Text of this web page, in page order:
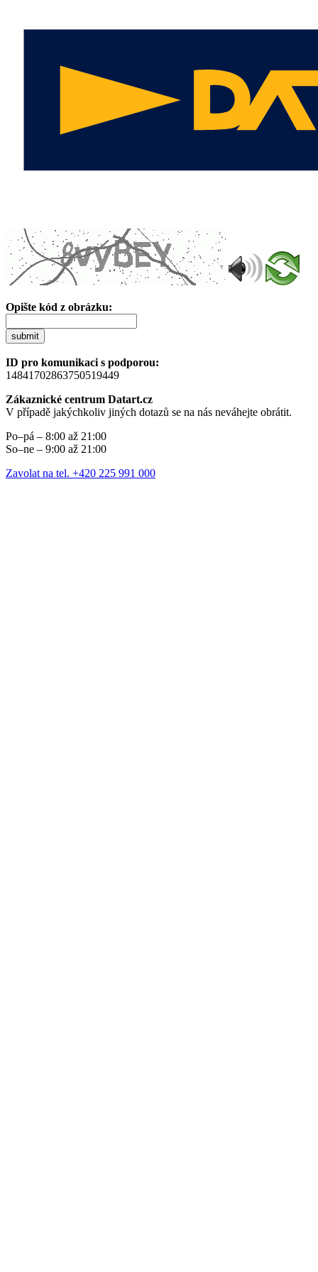
Opište kód z obrázku:
submit
ID pro komunikaci s podporou:
14841702863750519449
Zákaznické centrum Datart.cz
V případě jakýchkoliv jiných dotazů se na nás neváhejte obrátit.
Po–pá – 8:00 až 21:00
So–ne – 9:00 až 21:00
Zavolat na tel. +420 225 991 000